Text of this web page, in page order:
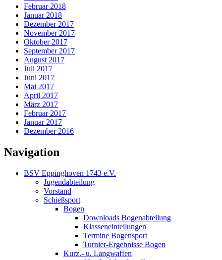
Februar 2018
Januar 2018
Dezember 2017
November 2017
Oktober 2017
September 2017
August 2017
Juli 2017
Juni 2017
Mai 2017
April 2017
März 2017
Februar 2017
Januar 2017
Dezember 2016
Navigation
BSV Eppinghoven 1743 e.V.
Jugendabteilung
Vorstand
Schießsport
Bogen
Downloads Bogenabteilung
Klasseneinteilungen
Termine Bogensport
Turnier-Ergebnisse Bogen
Kurz.- u. Langwaffen